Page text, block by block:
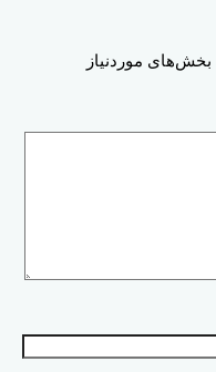
بخش‌های موردنیاز